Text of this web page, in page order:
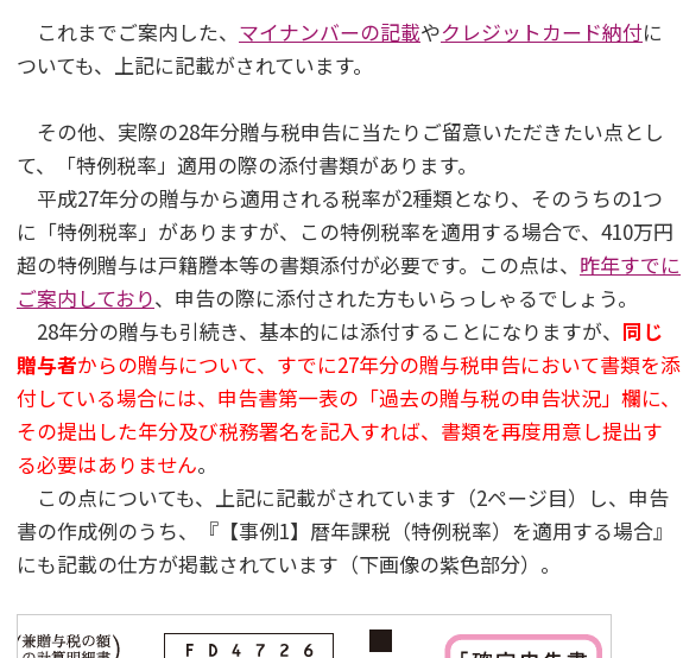
これまでご案内した、 マイナンバーの記載やクレジットカード納付に
ついても、上記に記載がされています。
その他、実際の28年分贈与税申告に当たりご留意いただきたい点とし
て、「特例税率」適用の際の添付書類があります。
平成27年分の贈与から適用される税率が2種類となり、そのうちの1つ
に「特例税率」がありますが、この特例税率を適用する場合で、410万円
超の特例贈与は戸籍謄本等の書類添付が必要です。この点は、 昨年すでに
ご案内しており、申告の際に添付された方もいらっしゃるでしょう。
28年分の贈与も引続き、基本的には添付することになりますが、 同じ
贈与者からの贈与について、すでに27年分の贈与税申告において書類を添
付している場合には、申告書第一表の「過去の贈与税の申告状況」欄に、
その提出した年分及び税務署名を記入すれば、書類を再度用意し提出す
る必要はありません。
この点についても、上記に記載がされています（2ページ目）し、申告
書の作成例のうち、『【事例1】暦年課税（特例税率）を適用する場合』
にも記載の仕方が掲載されています（下画像の紫色部分）。